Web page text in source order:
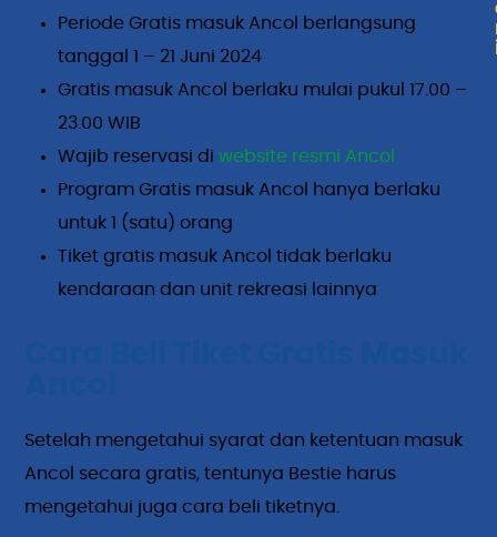
Periode Gratis masuk Ancol berlangsung
tanggal 1 – 21 Juni 2024
Gratis masuk Ancol berlaku mulai pukul 17.00 –
23.00 WIB
Wajib reservasi diwebsite resmi Ancol
Program Gratis masuk Ancol hanya berlaku
untuk 1 (satu) orang
Tiket gratis masuk Ancol tidak berlaku
kendaraan dan unit rekreasi lainnya
Setelah mengetahui syarat dan ketentuan masuk
Ancol secara gratis, tentunya Bestie harus
mengetahui juga cara beli tiketnya.